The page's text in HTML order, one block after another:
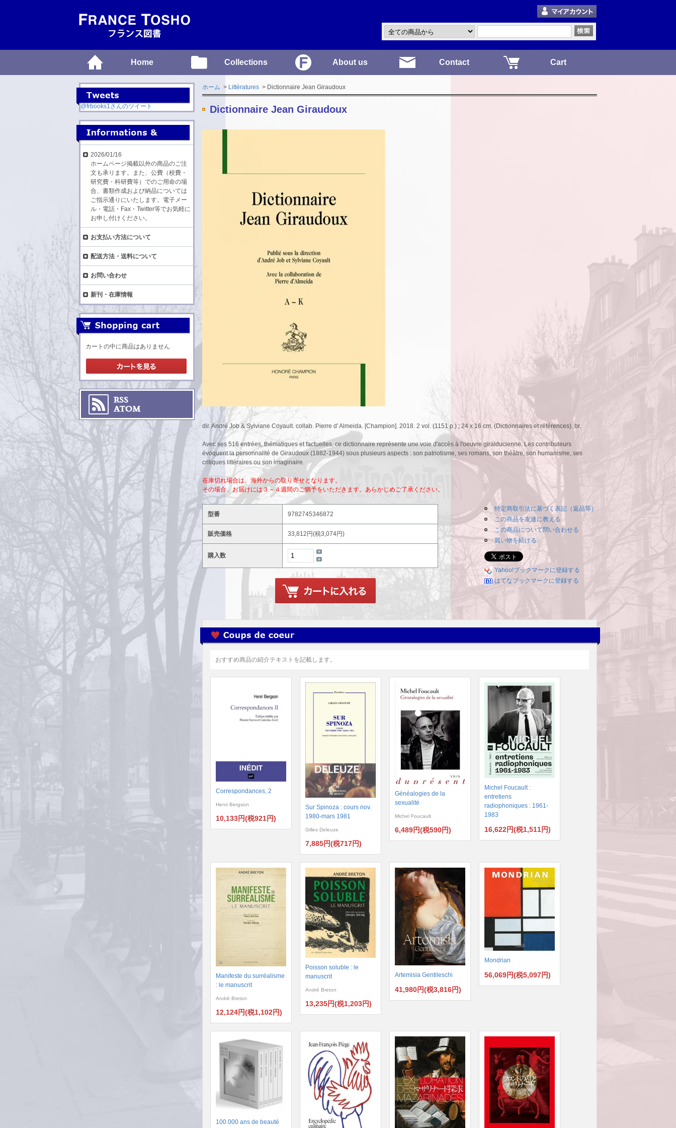
Home Collections About us Contact Cart
ホーム > Littératures > Dictionnaire Jean Giraudoux
Dictionnaire Jean Giraudoux
dir. André Job & Sylviane Coyault. collab. Pierre d' Almeida. [Champion]. 2018. 2 vol. (1151 p.) ; 24 x 16 cm. (Dictionnaires et références). br.
Avec ses 516 entrées, thématiques et factuelles, ce dictionnaire représente une voie d'accès à l'oeuvre giralducienne. Les contributeurs
évoquent la personnalité de Giraudoux (1882-1944) sous plusieurs aspects : son patriotisme, ses romans, son théâtre, son humanisme, ses
critiques littéraires ou son imaginaire.
在庫切れ場合は、海外からの取り寄せとなります。
その場合、お届けには３～４週間のご猶予をいただきます。あらかじめご了承ください。
型番 9782745346872
販売価格 33,812円(税3,074円)
購入数
特定商取引法に基づく表記（返品等）
この商品を友達に教える
この商品について問い合わせる
買い物を続ける
Yahoo!ブックマークに登録する
はてなブックマークに登録する
おすすめ商品の紹介テキストを記載します。
Correspondances, 2
Henri Bergson
10,133円(税921円)
Sur Spinoza : cours nov.
1980-mars 1981
Gilles Deleuze
7,885円(税717円)
Généalogies de la
sexualité
Michel Foucault
6,489円(税590円)
Michel Foucault :
entretiens
radiophoniques : 1961-
1983
16,622円(税1,511円)
Manifeste du surréalisme
: le manuscrit
André Breton
12,124円(税1,102円)
Poisson soluble : le
manuscrit
André Breton
13,235円(税1,203円)
Artemisia Gentileschi
41,980円(税3,816円)
Mondrian
56,069円(税5,097円)
100.000 ans de beauté
@frbooks1さんのツイート
2026/01/16
ホームページ掲載以外の商品のご注
文も承ります。また、公費（校費・
研究費・科研費等）でのご用命の場
合、書類作成および納品については
ご指示通りにいたします。電子メー
ル・電話・Fax・Twitter等でお気軽に
お申し付けください。
お支払い方法について
配送方法・送料について
お問い合わせ
新刊・在庫情報
カートの中に商品はありません